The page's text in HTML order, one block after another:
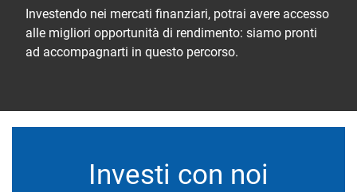
Investendo nei mercati finanziari, potrai avere accesso
alle migliori opportunità di rendimento: siamo pronti
ad accompagnarti in questo percorso.
Investi con noi